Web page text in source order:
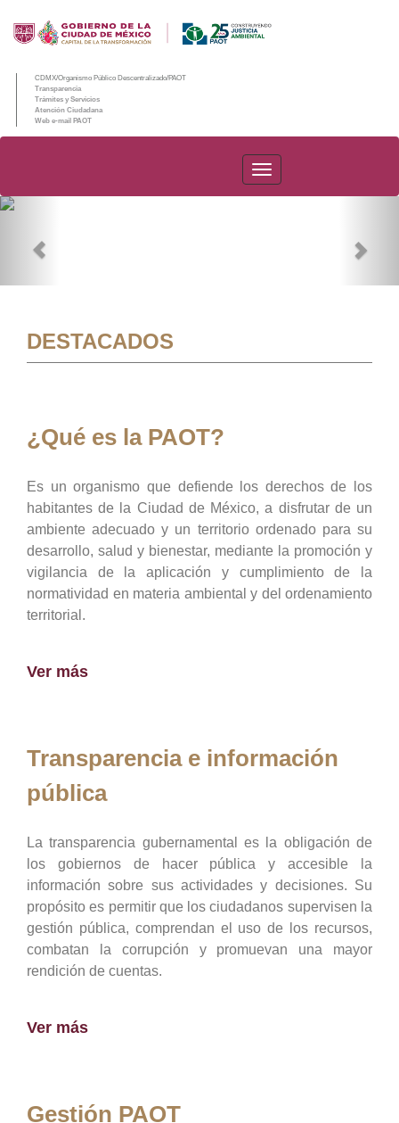
CDMX/Organismo Público Descentralizado/PAOT
Transparencia
Trámites y Servicios
Atención Ciudadana
Web e-mail PAOT
PAOT
DESTACADOS
¿Qué es la PAOT?
Es un organismo que defiende los derechos de los
habitantes de la Ciudad de México, a disfrutar de un
ambiente adecuado y un territorio ordenado para su
desarrollo, salud y bienestar, mediante la promoción y
vigilancia de la aplicación y cumplimiento de la
normatividad en materia ambiental y del ordenamiento
territorial.
Ver más
Transparencia e información
pública
La transparencia gubernamental es la obligación de
los gobiernos de hacer pública y accesible la
información sobre sus actividades y decisiones. Su
propósito es permitir que los ciudadanos supervisen la
gestión pública, comprendan el uso de los recursos,
combatan la corrupción y promuevan una mayor
rendición de cuentas.
Ver más
Gestión PAOT